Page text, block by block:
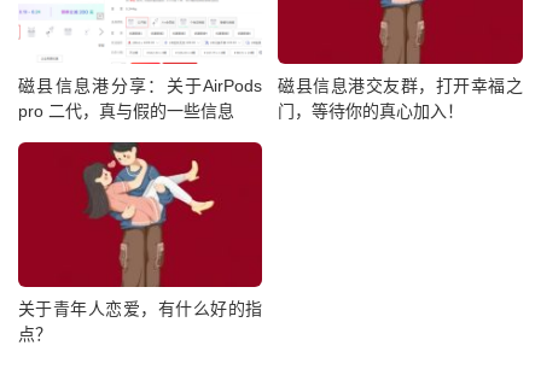
磁县信息港分享：关于AirPods
pro 二代，真与假的一些信息
磁县信息港交友群，打开幸福之
门，等待你的真心加入！
关于青年人恋爱，有什么好的指
点？